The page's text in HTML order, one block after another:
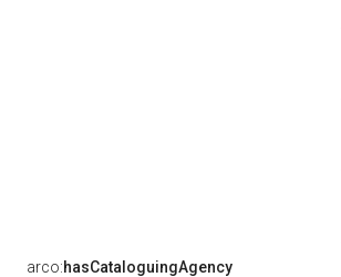
arco:hasCataloguingAgency